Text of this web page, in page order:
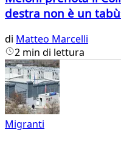
destra non è un
di Matteo Marcelli
2 min di lettura
Migranti